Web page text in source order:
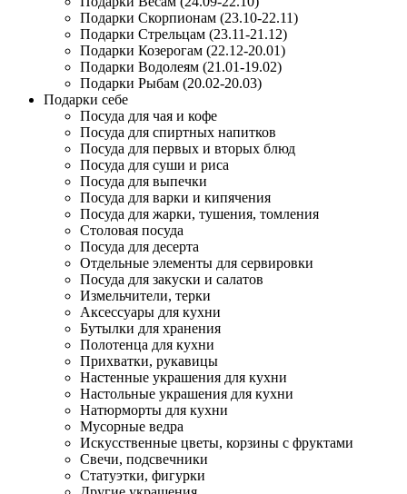
Подарки Скорпионам (23.10-22.11)
Подарки Стрельцам (23.11-21.12)
Подарки Козерогам (22.12-20.01)
Подарки Водолеям (21.01-19.02)
Подарки Рыбам (20.02-20.03)
Подарки себе
Посуда для чая и кофе
Посуда для спиртных напитков
Посуда для первых и вторых блюд
Посуда для суши и риса
Посуда для выпечки
Посуда для варки и кипячения
Посуда для жарки, тушения, томления
Столовая посуда
Посуда для десерта
Отдельные элементы для сервировки
Посуда для закуски и салатов
Измельчители, терки
Аксессуары для кухни
Бутылки для хранения
Полотенца для кухни
Прихватки, рукавицы
Настенные украшения для кухни
Настольные украшения для кухни
Натюрморты для кухни
Мусорные ведра
Искусственные цветы, корзины с фруктами
Свечи, подсвечники
Статуэтки, фигурки